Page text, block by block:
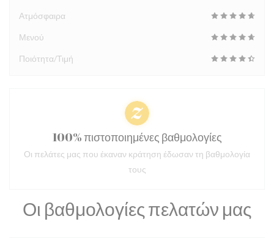
Οι βαθμολογίες πελατών μας
Ατμόσφαιρα
Μενού
Ποιότητα/Τιμή
100% πιστοποιημένες βαθμολογίες
Οι πελάτες μας που έκαναν κράτηση έδωσαν τη βαθμολογία
τους